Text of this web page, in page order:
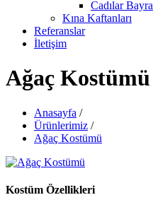
Cadılar
Kına Kaftanları
Referanslar
İletişim
Ağaç Kostümü
Anasayfa /
Ürünlerimiz /
Ağaç Kostümü
Kostüm Özellikleri